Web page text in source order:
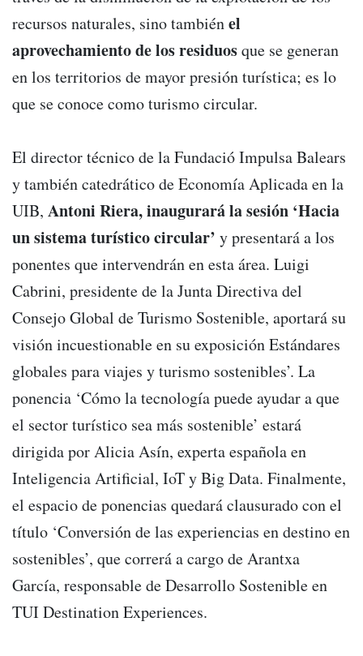
recursos naturales, sino tambiénel
aprovechamiento de los residuosque se generan
en los territorios de mayor presión turística; es lo
que se conoce como turismo circular.
El director técnico de la Fundació Impulsa Balears
y también catedrático de Economía Aplicada en la
UIB, Antoni Riera, inaugurará la sesión ‘Hacia
un sistema turístico circular’ y presentará a los
ponentes que intervendrán en esta área. Luigi
Cabrini, presidente de la Junta Directiva del
Consejo Global de Turismo Sostenible, aportará su
visión incuestionable en su exposición Estándares
globales para viajes y turismo sostenibles’. La
ponencia ‘Cómo la tecnología puede ayudar a que
el sector turístico sea más sostenible’ estará
dirigida por Alicia Asín, experta española en
Inteligencia Artificial, IoT y Big Data. Finalmente,
el espacio de ponencias quedará clausurado con el
título ‘Conversión de las experiencias en destino en
sostenibles’, que correrá a cargo de Arantxa
García, responsable de Desarrollo Sostenible en
TUI Destination Experiences.